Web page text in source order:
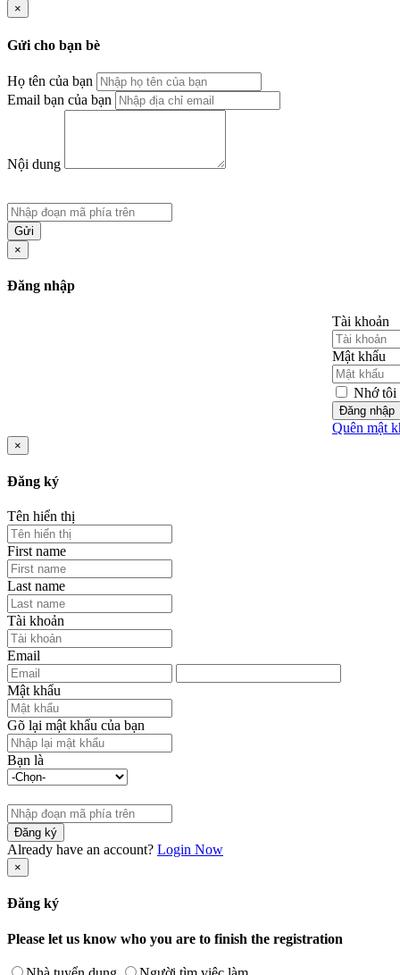
×
Gửi cho bạn bè
Họ tên của bạn
Email bạn của bạn
Nội dung
Gửi
×
Đăng nhập
Tài khoản
Mật khẩu
Nhớ tôi
Đăng nhập
Quên mật
×
Đăng ký
Tên hiển thị
First name
Last name
Tài khoản
Email
Mật khẩu
Gõ lại mật khẩu của bạn
Bạn là
Đăng ký
Already have an account? Login Now
×
Đăng ký
Please let us know who you are to finish the registration